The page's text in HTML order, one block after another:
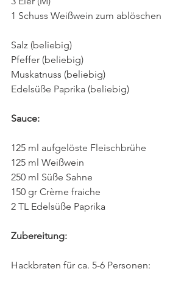
1 Schuss Weißwein zum ablöschen
Salz (beliebig)
Pfeffer (beliebig)
Muskatnuss (beliebig)
Edelsüße Paprika (beliebig)
Sauce:
125 ml aufgelöste Fleischbrühe
125 ml Weißwein
250 ml Süße Sahne
150 gr Crème fraiche
2 TL Edelsüße Paprika
Zubereitung:
Hackbraten für ca. 5-6 Personen: